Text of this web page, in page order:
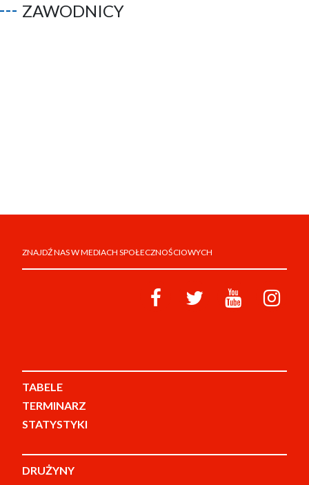
ZAWODNICY
ZNAJDŹ NAS W MEDIACH SPOŁECZNOŚCIOWYCH
TABELE
TERMINARZ
STATYSTYKI
DRUŻYNY